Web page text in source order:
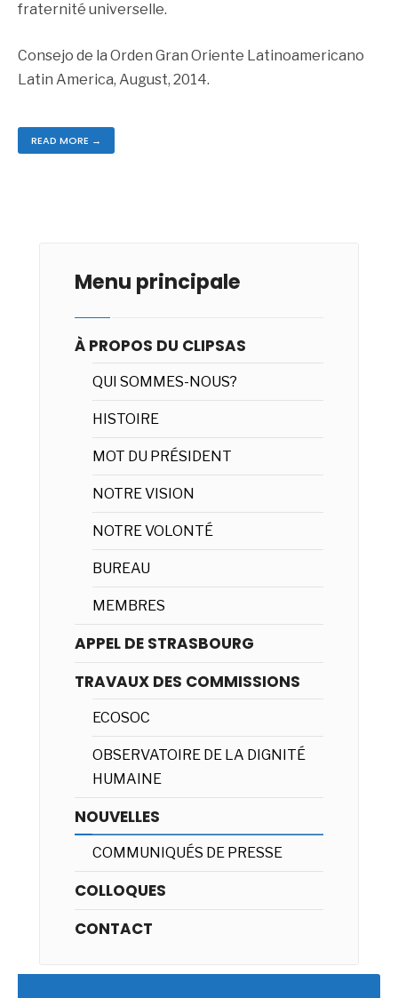
fraternité universelle.
Consejo de la Orden Gran Oriente Latinoamericano
Latin America, August, 2014.
READ MORE →
Menu principale
À PROPOS DU CLIPSAS
QUI SOMMES-NOUS?
HISTOIRE
MOT DU PRÉSIDENT
NOTRE VISION
NOTRE VOLONTÉ
BUREAU
MEMBRES
APPEL DE STRASBOURG
TRAVAUX DES COMMISSIONS
ECOSOC
OBSERVATOIRE DE LA DIGNITÉ
HUMAINE
NOUVELLES
COMMUNIQUÉS DE PRESSE
COLLOQUES
CONTACT